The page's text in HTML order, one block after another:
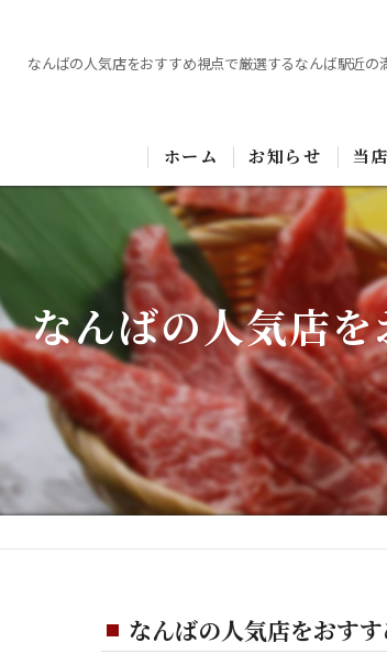
なんばの人気店をおすすめ視点で厳選するなんば駅近の
ホーム お知らせ 当
なんばの人気店
なんばの人気店をおす